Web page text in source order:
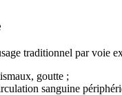
traditionnel par voie
goutte ;
sanguine